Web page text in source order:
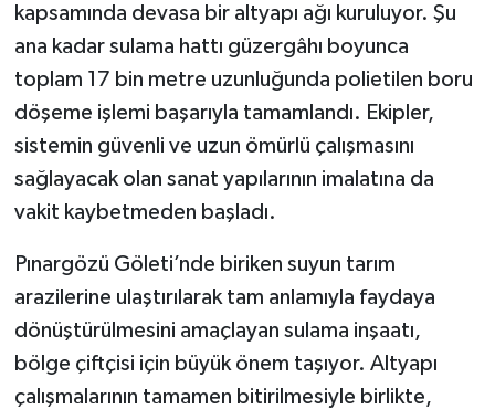
kapsamında devasa bir altyapı ağı kuruluyor. Şu
ana kadar sulama hattı güzergâhı boyunca
toplam 17 bin metre uzunluğunda polietilen boru
döşeme işlemi başarıyla tamamlandı. Ekipler,
sistemin güvenli ve uzun ömürlü çalışmasını
sağlayacak olan sanat yapılarının imalatına da
vakit kaybetmeden başladı.
Pınargözü Göleti’nde biriken suyun tarım
arazilerine ulaştırılarak tam anlamıyla faydaya
dönüştürülmesini amaçlayan sulama inşaatı,
bölge çiftçisi için büyük önem taşıyor. Altyapı
çalışmalarının tamamen bitirilmesiyle birlikte,